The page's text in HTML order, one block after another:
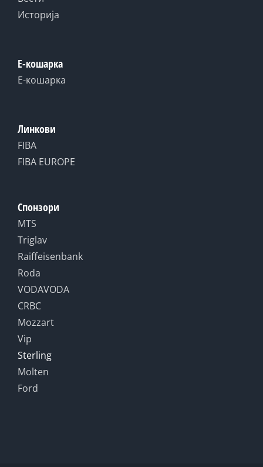
Историја
Е-кошарка
Е-кошарка
Линкови
FIBA
FIBA EUROPE
Спонзори
MTS
Triglav
Raiffeisenbank
Roda
VODAVODA
CRBC
Mozzart
Vip
Sterling
Molten
Ford